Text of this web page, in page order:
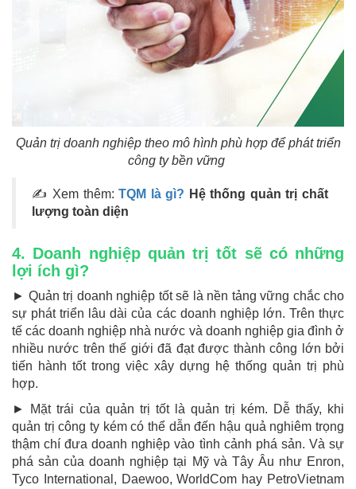
Quản trị doanh nghiệp theo mô hình phù hợp để phát triển
công ty bền vững
✍ Xem thêm:TQM là gì? Hệ thống quản trị chất
lượng toàn diện
4. Doanh nghiệp quản trị tốt sẽ có những
lợi ích gì?
► Quản trị doanh nghiệp tốt sẽ là nền tảng vững chắc cho
sự phát triển lâu dài của các doanh nghiệp lớn. Trên thực
tế các doanh nghiệp nhà nước và doanh nghiệp gia đình ở
nhiều nước trên thế giới đã đạt được thành công lớn bởi
tiến hành tốt trong việc xây dựng hệ thống quản trị phù
hợp.
► Mặt trái của quản trị tốt là quản trị kém. Dễ thấy, khi
quản trị công ty kém có thể dẫn đến hậu quả nghiêm trọng
thậm chí đưa doanh nghiệp vào tình cảnh phá sản. Và sự
phá sản của doanh nghiệp tại Mỹ và Tây Âu như Enron,
Tyco International, Daewoo, WorldCom hay PetroVietnam